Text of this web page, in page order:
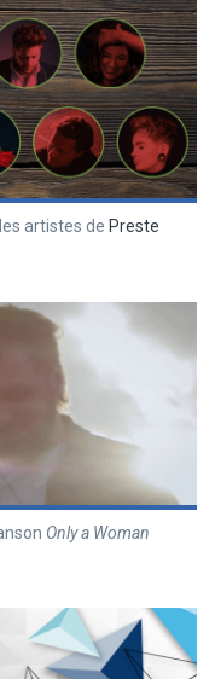
artistes de Preste
Only a Woman